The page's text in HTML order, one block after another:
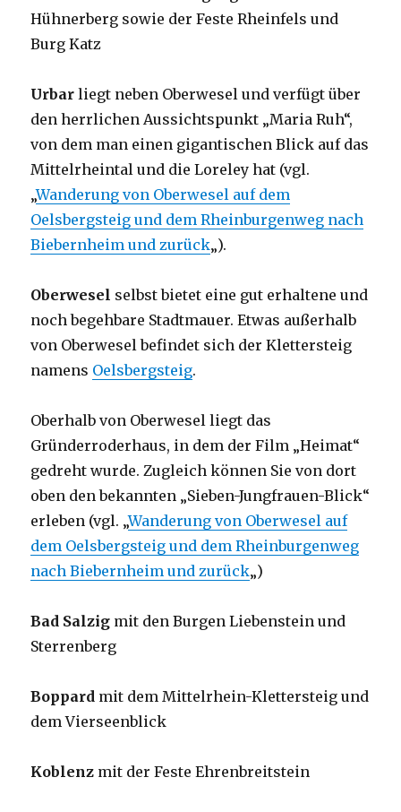
Hühnerberg sowie der Feste Rheinfels und
Burg Katz
Urbar liegt neben Oberwesel und verfügt über
den herrlichen Aussichtspunkt „Maria Ruh“,
von dem man einen gigantischen Blick auf das
Mittelrheintal und die Loreley hat (vgl.
„Wanderung von Oberwesel auf dem
Oelsbergsteig und dem Rheinburgenweg nach
Biebernheim und zurück„).
Oberwesel selbst bietet eine gut erhaltene und
noch begehbare Stadtmauer. Etwas außerhalb
von Oberwesel befindet sich der Klettersteig
namens Oelsbergsteig.
Oberhalb von Oberwesel liegt das
Gründerroderhaus, in dem der Film „Heimat“
gedreht wurde. Zugleich können Sie von dort
oben den bekannten „Sieben-Jungfrauen-Blick“
erleben (vgl. „Wanderung von Oberwesel auf
dem Oelsbergsteig und dem Rheinburgenweg
nach Biebernheim und zurück„)
Bad Salzig mit den Burgen Liebenstein und
Sterrenberg
Boppard mit dem Mittelrhein-Klettersteig und
dem Vierseenblick
Koblenz mit der Feste Ehrenbreitstein